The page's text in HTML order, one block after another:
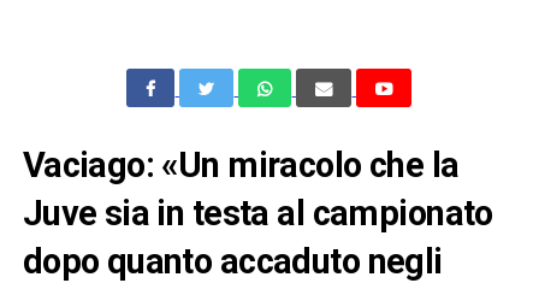
Vaciago: «Un miracolo che la
Juve sia in testa al campionato
dopo quanto accaduto negli